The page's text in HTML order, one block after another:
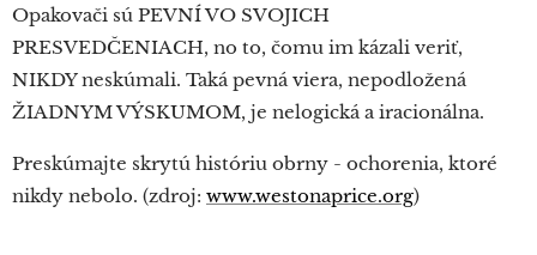
Opakovači sú PEVNÍ VO SVOJICH
PRESVEDČENIACH, no to, čomu im kázali veriť,
NIKDY neskúmali. Taká pevná viera, nepodložená
ŽIADNYM VÝSKUMOM, je nelogická a iracionálna.
Preskúmajte skrytú históriu obrny - ochorenia, ktoré
nikdy nebolo. (zdroj: www.westonaprice.org)